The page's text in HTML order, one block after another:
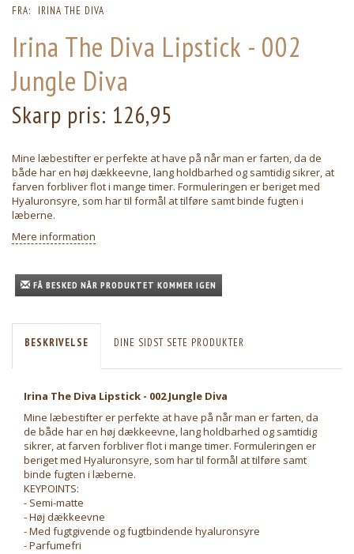
FRA: IRINA THE DIVA
Irina The Diva Lipstick - 002
Jungle Diva
Skarp pris: 126,95
Mine læbestifter er perfekte at have på når man er farten, da de
både har en høj dækkeevne, lang holdbarhed og samtidig sikrer, at
farven forbliver flot i mange timer. Formuleringen er beriget med
Hyaluronsyre, som har til formål at tilføre samt binde fugten i
læberne.
Mere information
FÅ BESKED NÅR PRODUKTET KOMMER IGEN
BESKRIVELSE DINE SIDST SETE PRODUKTER
Irina The Diva Lipstick - 002 Jungle Diva
Mine læbestifter er perfekte at have på når man er farten, da
de både har en høj dækkeevne, lang holdbarhed og samtidig
sikrer, at farven forbliver flot i mange timer. Formuleringen er
beriget med Hyaluronsyre, som har til formål at tilføre samt
binde fugten i læberne.
KEYPOINTS:
- Semi-matte
- Høj dækkeevne
- Med fugtgivende og fugtbindende hyaluronsyre
- Parfumefri